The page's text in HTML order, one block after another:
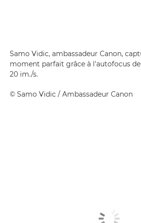
Samo Vidic, ambassadeur Canon,
moment parfait grâce à l'autofocus
20 im./s.
© Samo Vidic / Ambassadeur Canon